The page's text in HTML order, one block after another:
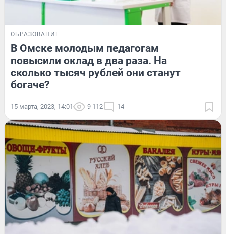
ОБРАЗОВАНИЕ
В Омске молодым педагогам
повысили оклад в два раза. На
сколько тысяч рублей они станут
богаче?
15 марта, 2023, 14:01 9 112 14